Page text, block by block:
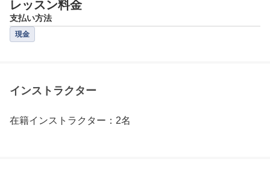
レッスン料金
支払い方法
現金
インストラクター
在籍インストラクター：2名